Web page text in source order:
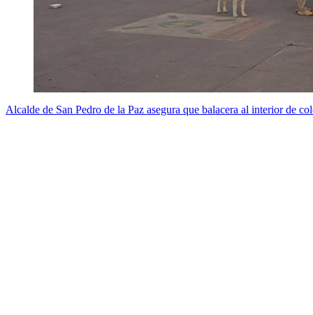
Alcalde de San Pedro de la Paz asegura que balacera al interior de